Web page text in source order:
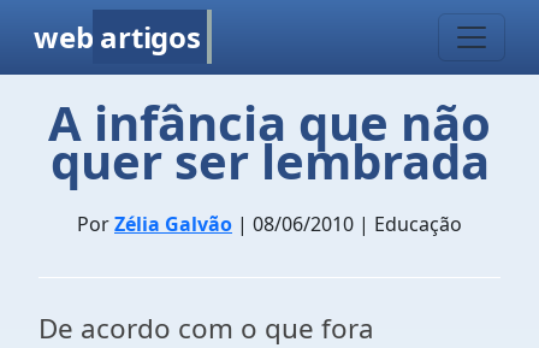
web artigos
A infância que não
quer ser lembrada
PorZélia Galvão | 08/06/2010 | Educação
De acordo com o que fora